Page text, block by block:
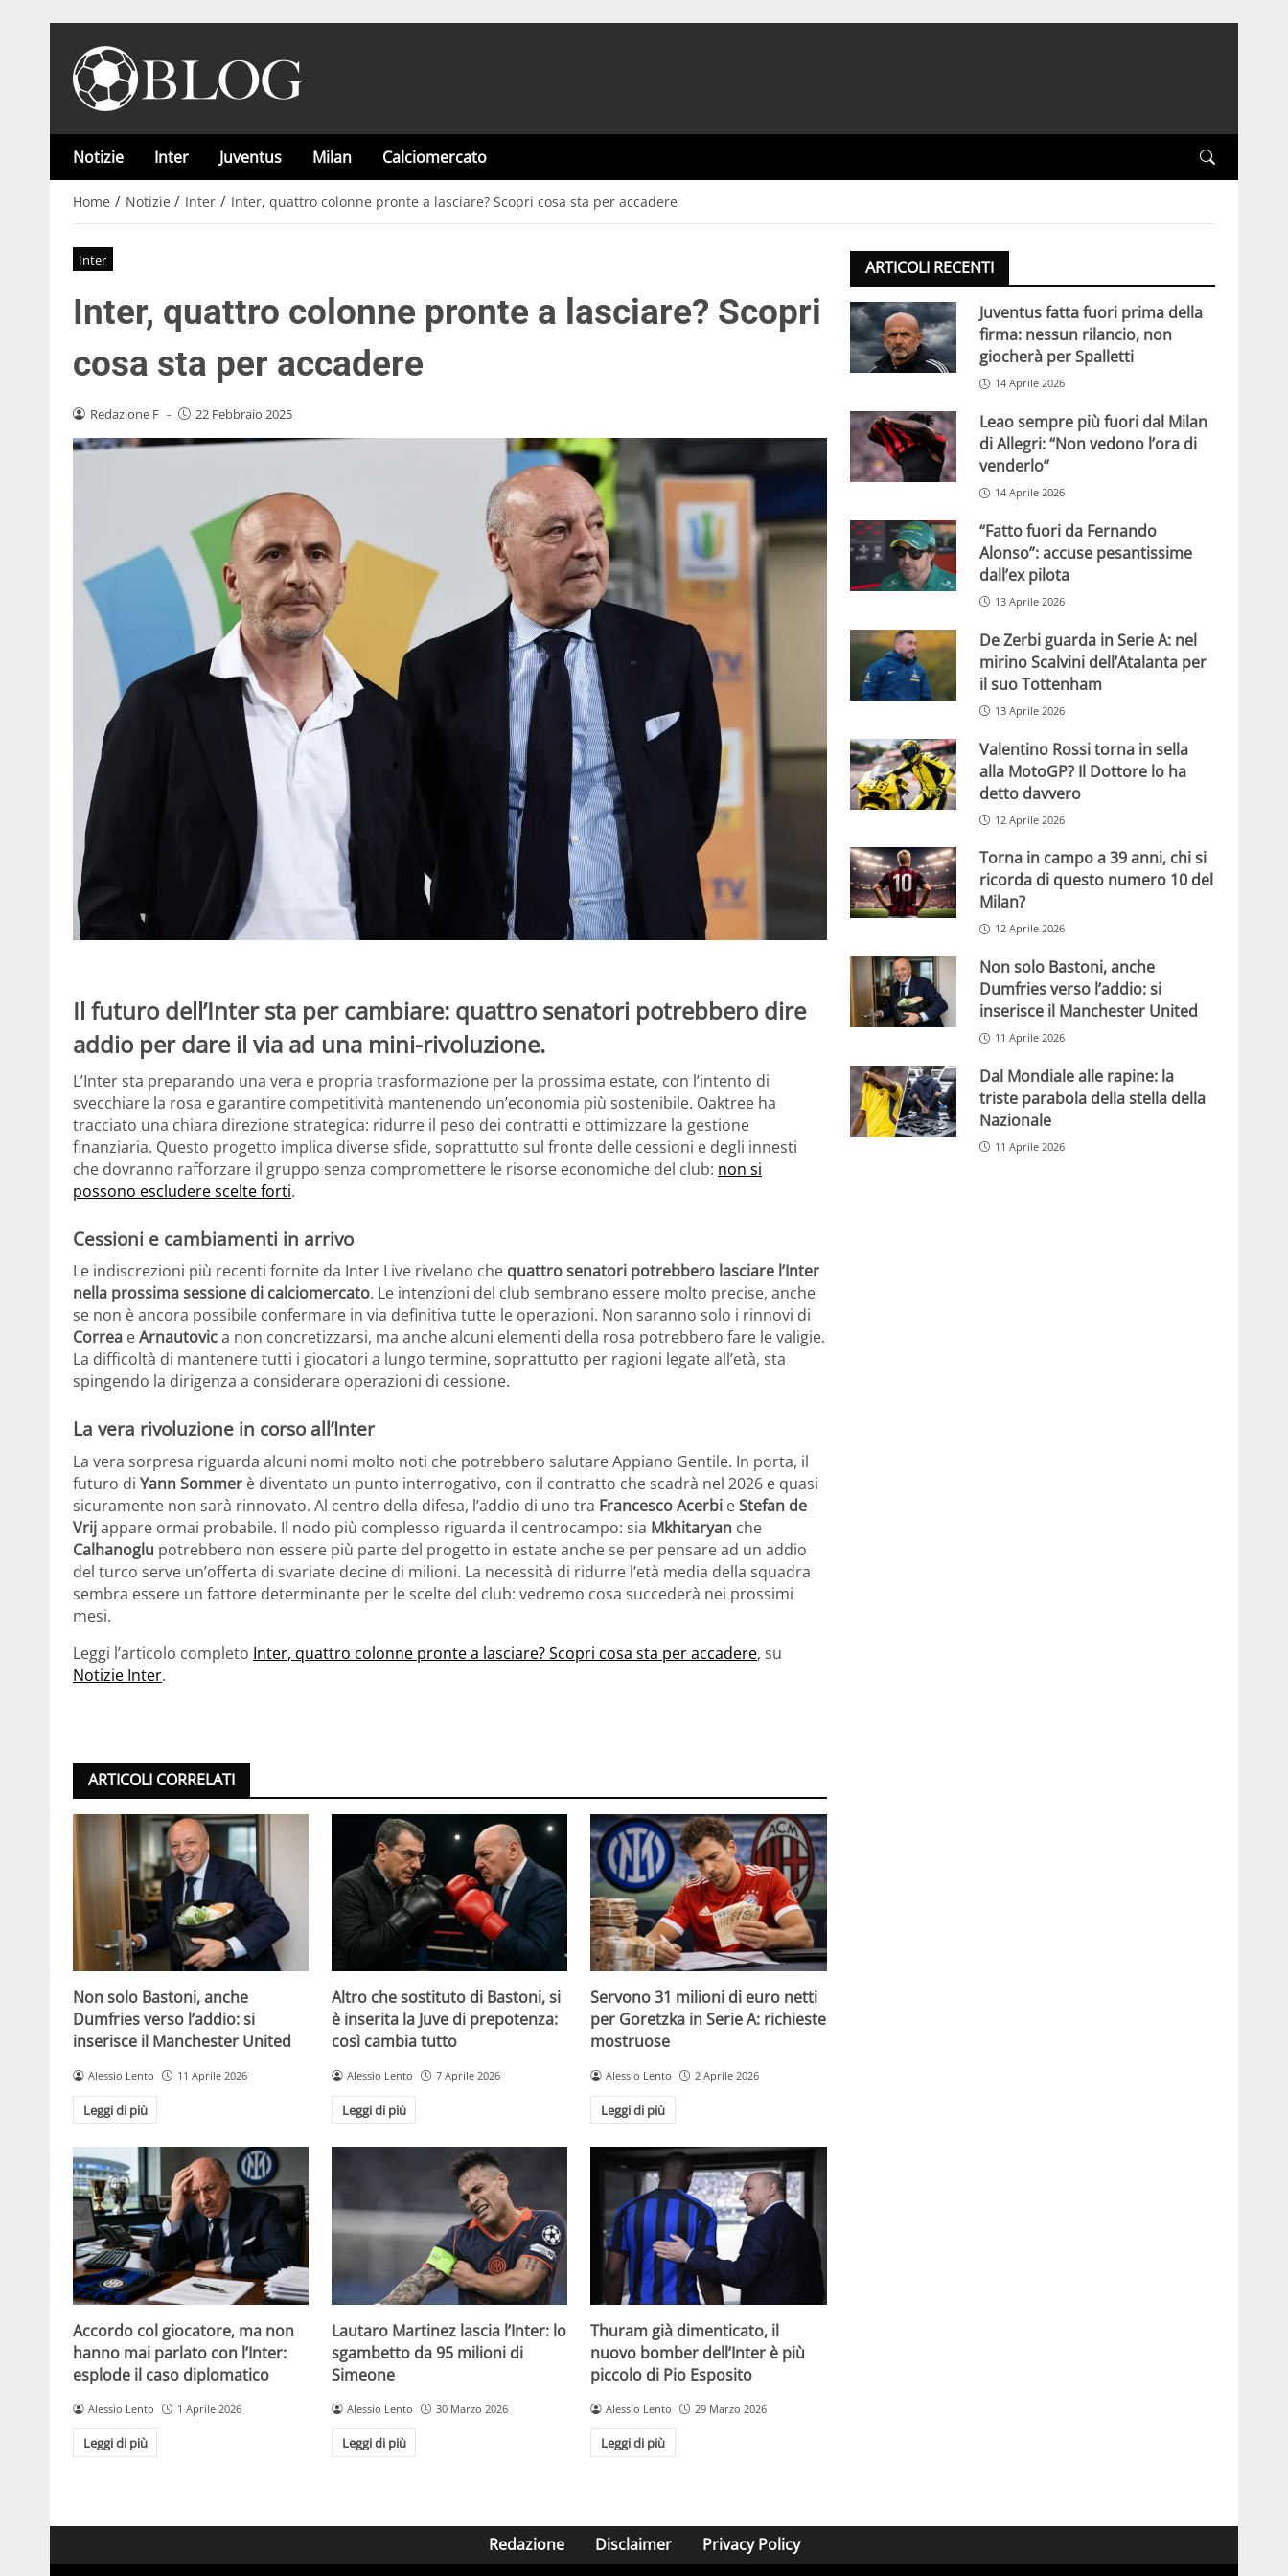
Notizie Inter Juventus Milan Calciomercato
Home / Notizie / Inter / Inter, quattro colonne pronte a lasciare? Scopri cosa sta per accadere
Inter
Inter, quattro colonne pronte a lasciare? Scopri
cosa sta per accadere
Redazione F - 22 Febbraio 2025
Il futuro dell’Inter sta per cambiare: quattro senatori potrebbero dire
addio per dare il via ad una mini-rivoluzione.
L’Inter sta preparando una vera e propria trasformazione per la prossima estate, con l’intento di
svecchiare la rosa e garantire competitività mantenendo un’economia più sostenibile. Oaktree ha
tracciato una chiara direzione strategica: ridurre il peso dei contratti e ottimizzare la gestione
finanziaria. Questo progetto implica diverse sfide, soprattutto sul fronte delle cessioni e degli innesti
che dovranno rafforzare il gruppo senza compromettere le risorse economiche del club: non si
possono escludere scelte forti.
Cessioni e cambiamenti in arrivo
Le indiscrezioni più recenti fornite da Inter Live rivelano che quattro senatori potrebbero lasciare l’Inter
nella prossima sessione di calciomercato. Le intenzioni del club sembrano essere molto precise, anche
se non è ancora possibile confermare in via definitiva tutte le operazioni. Non saranno solo i rinnovi di
Correa eArnautovica non concretizzarsi, ma anche alcuni elementi della rosa potrebbero fare le valigie.
La difficoltà di mantenere tutti i giocatori a lungo termine, soprattutto per ragioni legate all’età, sta
spingendo la dirigenza a considerare operazioni di cessione.
La vera rivoluzione in corso all’Inter
La vera sorpresa riguarda alcuni nomi molto noti che potrebbero salutare Appiano Gentile. In porta, il
futuro di Yann Sommer è diventato un punto interrogativo, con il contratto che scadrà nel 2026 e quasi
sicuramente non sarà rinnovato. Al centro della difesa, l’addio di uno tra Francesco Acerbi eStefan de
Vrijappare ormai probabile. Il nodo più complesso riguarda il centrocampo: sia Mkhitaryan che
Calhanoglu potrebbero non essere più parte del progetto in estate anche se per pensare ad un addio
del turco serve un’offerta di svariate decine di milioni. La necessità di ridurre l’età media della squadra
sembra essere un fattore determinante per le scelte del club: vedremo cosa succederà nei prossimi
mesi.
Leggi l’articolo completo Inter, quattro colonne pronte a lasciare? Scopri cosa sta per accadere, su
Notizie Inter.
ARTICOLI CORRELATI
Non solo Bastoni, anche
Dumfries verso l’addio: si
inserisce il Manchester United
Alessio Lento 11 Aprile 2026
Leggi di più
Altro che sostituto di Bastoni, si
è inserita la Juve di prepotenza:
così cambia tutto
Alessio Lento 7 Aprile 2026
Leggi di più
Servono 31 milioni di euro netti
per Goretzka in Serie A: richieste
mostruose
Alessio Lento 2 Aprile 2026
Leggi di più
Accordo col giocatore, ma non
hanno mai parlato con l’Inter:
esplode il caso diplomatico
Alessio Lento 1 Aprile 2026
Leggi di più
Lautaro Martinez lascia l’Inter: lo
sgambetto da 95 milioni di
Simeone
Alessio Lento 30 Marzo 2026
Leggi di più
Thuram già dimenticato, il
nuovo bomber dell’Inter è più
piccolo di Pio Esposito
Alessio Lento 29 Marzo 2026
Leggi di più
ARTICOLI RECENTI
Juventus fatta fuori prima della
firma: nessun rilancio, non
giocherà per Spalletti
14 Aprile 2026
Leao sempre più fuori dal Milan
di Allegri: “Non vedono l’ora di
venderlo”
14 Aprile 2026
“Fatto fuori da Fernando
Alonso”: accuse pesantissime
dall’ex pilota
13 Aprile 2026
De Zerbi guarda in Serie A: nel
mirino Scalvini dell’Atalanta per
il suo Tottenham
13 Aprile 2026
Valentino Rossi torna in sella
alla MotoGP? Il Dottore lo ha
detto davvero
12 Aprile 2026
Torna in campo a 39 anni, chi si
ricorda di questo numero 10 del
Milan?
12 Aprile 2026
Non solo Bastoni, anche
Dumfries verso l’addio: si
inserisce il Manchester United
11 Aprile 2026
Dal Mondiale alle rapine: la
triste parabola della stella della
Nazionale
11 Aprile 2026
Redazione Disclaimer Privacy Policy